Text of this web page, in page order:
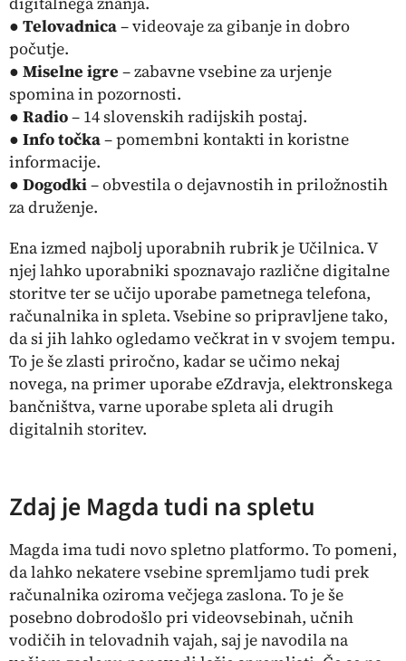
● Telovadnica– videovaje za gibanje in dobro
počutje.
● Miselne igre – zabavne vsebine za urjenje
spomina in pozornosti.
● Radio– 14 slovenskih radijskih postaj.
● Info točka– pomembni kontakti in koristne
informacije.
● Dogodki– obvestila o dejavnostih in priložnostih
za druženje.
Ena izmed najbolj uporabnih rubrik je Učilnica. V
njej lahko uporabniki spoznavajo različne digitalne
storitve ter se učijo uporabe pametnega telefona,
računalnika in spleta. Vsebine so pripravljene tako,
da si jih lahko ogledamo večkrat in v svojem tempu.
To je še zlasti priročno, kadar se učimo nekaj
novega, na primer uporabe eZdravja, elektronskega
bančništva, varne uporabe spleta ali drugih
digitalnih storitev.
Zdaj je Magda tudi na spletu
Magda ima tudi novo spletno platformo. To pomeni,
da lahko nekatere vsebine spremljamo tudi prek
računalnika oziroma večjega zaslona. To je še
posebno dobrodošlo pri videovsebinah, učnih
vodičih in telovadnih vajah, saj je navodila na